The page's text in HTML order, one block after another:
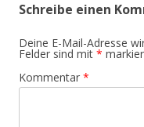
Schreibe einen
Deine E-Mail-Adresse
Felder sind mit *
Kommentar *